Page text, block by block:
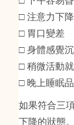
□ 注意力下降
□ 胃口變差
□ 身體感覺
□ 稍微活動
□ 晚上睡眠
如果符合三
下降的狀態。